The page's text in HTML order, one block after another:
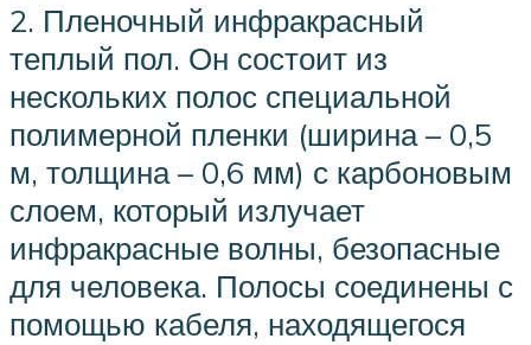
2. Пленочный инфракрасный
теплый пол. Он состоит из
нескольких полос специальной
полимерной пленки (ширина – 0,5
м, толщина – 0,6 мм) с карбоновым
слоем, который излучает
инфракрасные волны, безопасные
для человека. Полосы соединены с
помощью кабеля, находящегося